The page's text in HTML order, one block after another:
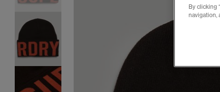
By clicking
navigation,